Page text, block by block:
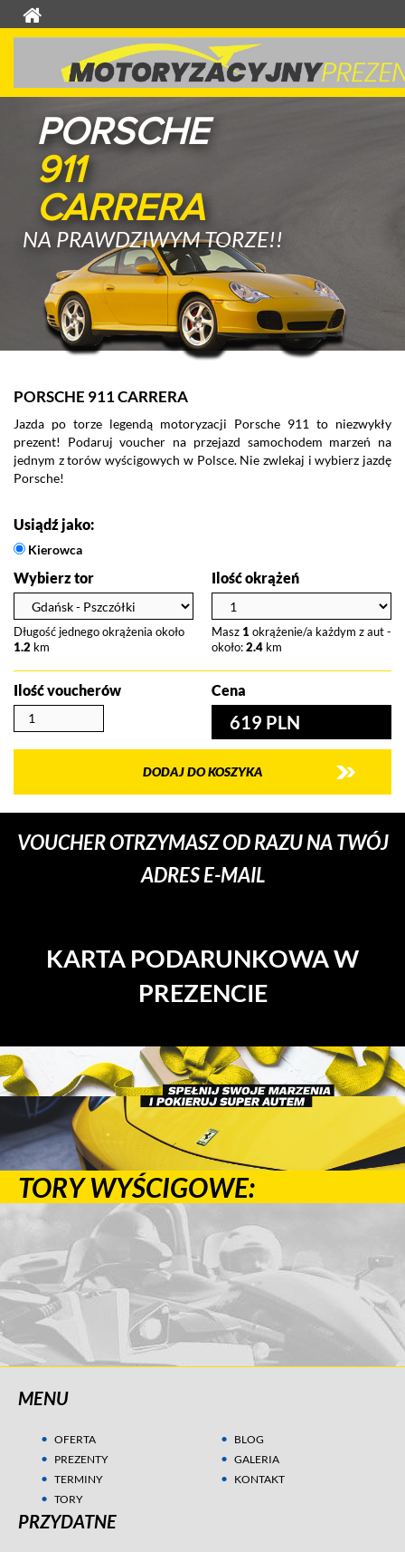
PORSCHE
911
CARRERA
NA PRAWDZIWYM TORZE!!
PORSCHE 911 CARRERA
Jazda po torze legendą motoryzacji Porsche 911 to niezwykły
prezent! Podaruj voucher na przejazd samochodem marzeń na
jednym z torów wyścigowych w Polsce. Nie zwlekaj i wybierz jazdę
Porsche!
Usiądź jako:
Kierowca
Wybierz tor
Długość jednego okrążenia około
1.2 km
Ilość okrążeń
Masz 1 okrążenie/a każdym z aut -
około: 2.4 km
Ilość voucherów Cena
619 PLN
DODAJ DO KOSZYKA
VOUCHER OTRZYMASZ OD RAZU NA TWÓJ
ADRES E-MAIL
KARTA PODARUNKOWA W
PREZENCIE
TORY WYŚCIGOWE:
MENU
OFERTA
PREZENTY
TERMINY
TORY
BLOG
GALERIA
KONTAKT
PRZYDATNE